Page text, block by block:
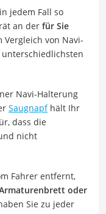
jedem Fall so
an der für Sie
Vergleich von Navi-
Navi-Halterung
Saugnapfhält Ihr
dass die
nicht
Fahrer entfernt,
oder
Sie zu jeder